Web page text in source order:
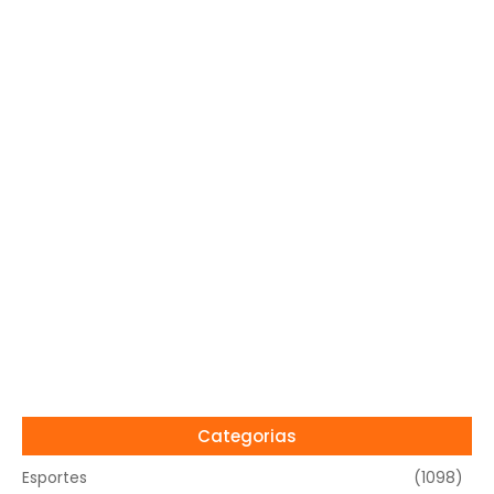
Categorias
Esportes (1098)